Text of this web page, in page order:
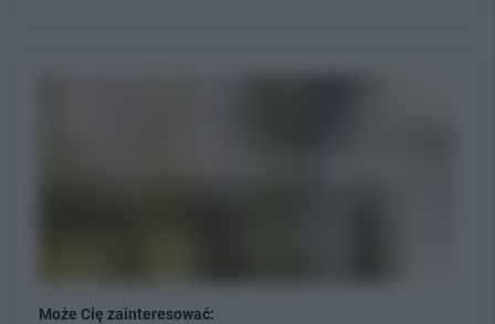
Może Cię zainteresować: